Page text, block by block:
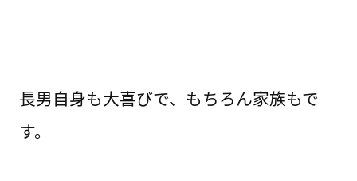
長男自身も大喜びで、もちろん家族もで
す。